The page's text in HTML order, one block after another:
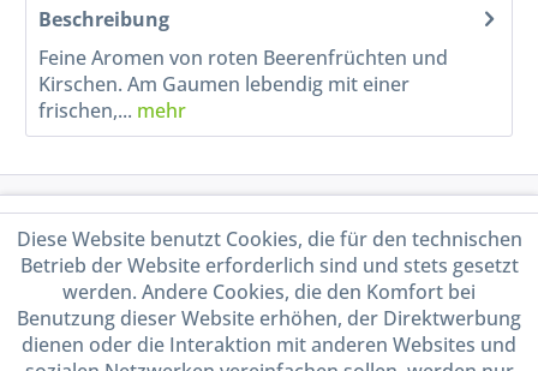
Beschreibung
Feine Aromen von roten Beerenfrüchten und
Kirschen. Am Gaumen lebendig mit einer
frischen,... mehr
Shop Service
Informationen
Diese Website benutzt Cookies, die für den technischen
Betrieb der Website erforderlich sind und stets gesetzt
werden. Andere Cookies, die den Komfort bei
Benutzung dieser Website erhöhen, der Direktwerbung
dienen oder die Interaktion mit anderen Websites und